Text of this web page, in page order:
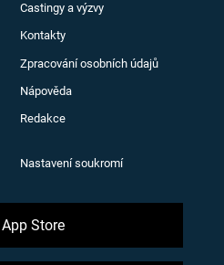
Castingy a výzvy
Kontakty
Zpracování osobních údajů
Nápověda
Redakce
Nastavení soukromí
App Store